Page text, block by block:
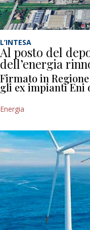
L’INTESA
Al posto del
dell’energia
Firmato in
gli ex impianti Eni
Energia